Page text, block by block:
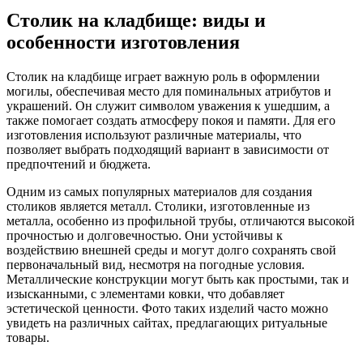
Столик на кладбище: виды и
особенности изготовления
Столик на кладбище играет важную роль в оформлении
могилы, обеспечивая место для поминальных атрибутов и
украшений. Он служит символом уважения к ушедшим, а
также помогает создать атмосферу покоя и памяти. Для его
изготовления используют различные материалы, что
позволяет выбрать подходящий вариант в зависимости от
предпочтений и бюджета.
Одним из самых популярных материалов для создания
столиков является металл. Столики, изготовленные из
металла, особенно из профильной трубы, отличаются высокой
прочностью и долговечностью. Они устойчивы к
воздействию внешней среды и могут долго сохранять свой
первоначальный вид, несмотря на погодные условия.
Металлические конструкции могут быть как простыми, так и
изысканными, с элементами ковки, что добавляет
эстетической ценности. Фото таких изделий часто можно
увидеть на различных сайтах, предлагающих ритуальные
товары.